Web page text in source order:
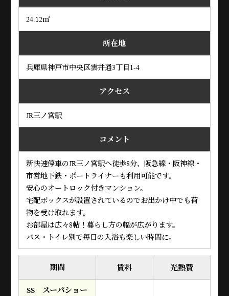
24.12㎡
所在地
兵庫県神戸市中央区雲井通3丁目1-4
アクセス
JR三ノ宮駅
コメント
新快速停車のJR三ノ宮駅へ徒歩8分、阪急線・阪神線・
市営地下鉄・ポートライナーも利用可能です。
安心のオートロック付きマンション。
宅配ボックスが設置されているのでお出かけ中でも荷
物を受け取れます。
お部屋は広々8帖！暮らし方の幅が広がります。
バス・トイレ別で毎日の入浴も楽しい時間に。
期間 賃料 光熱費
SS スーパショー